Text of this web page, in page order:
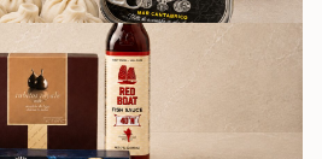
BAKALEJA